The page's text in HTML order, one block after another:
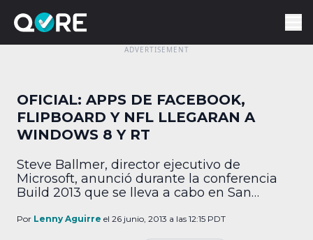
OFICIAL: APPS DE FACEBOOK,
FLIPBOARD Y NFL LLEGARAN A
WINDOWS 8 Y RT
Steve Ballmer, director ejecutivo de
Microsoft, anunció durante la conferencia
Build 2013 que se lleva a cabo en San
lanzarán sus aplicaciones para Windows 8.1
Por Lenny Aguirre el 26 junio, 2013 a las 12:15 PDT